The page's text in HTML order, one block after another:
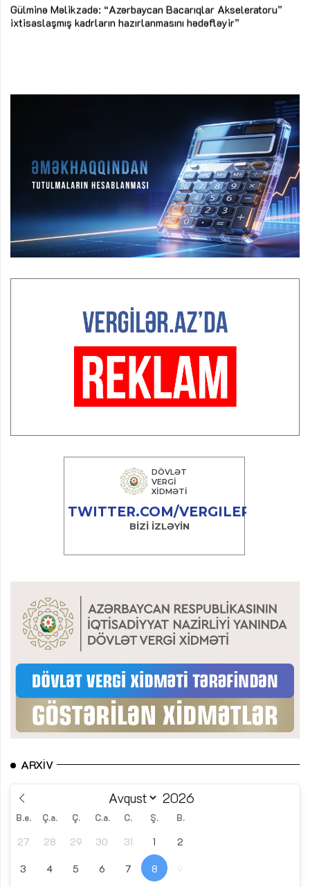
Gülminə Məlikzadə: “Azərbaycan Bacarıqlar Akseleratoru”
ixtisaslaşmış kadrların hazırlanmasını hədəfləyir”
ARXIV
B.e. Ç.a. Ç. C.a. C. Ş. B.
27 28 29 30 31 1 2
3 4 5 6 7 8